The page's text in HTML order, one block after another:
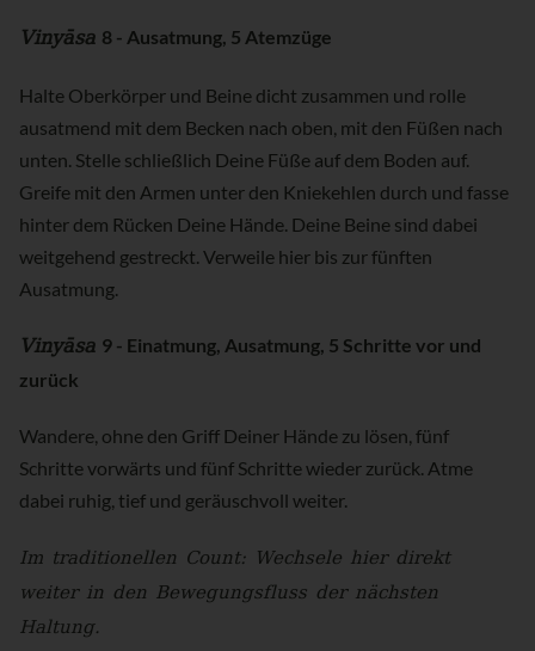
Vinyāsa 8 - Ausatmung, 5 Atemzüge
Halte Oberkörper und Beine dicht zusammen und rolle
ausatmend mit dem Becken nach oben, mit den Füßen nach
unten. Stelle schließlich Deine Füße auf dem Boden auf.
Greife mit den Armen unter den Kniekehlen durch und fasse
hinter dem Rücken Deine Hände. Deine Beine sind dabei
weitgehend gestreckt. Verweile hier bis zur fünften
Ausatmung.
Vinyāsa 9 - Einatmung, Ausatmung, 5 Schritte vor und
zurück
Wandere, ohne den Griff Deiner Hände zu lösen, fünf
Schritte vorwärts und fünf Schritte wieder zurück. Atme
dabei ruhig, tief und geräuschvoll weiter.
Im traditionellen Count: Wechsele hier direkt
weiter in den Bewegungsfluss der nächsten
Haltung.